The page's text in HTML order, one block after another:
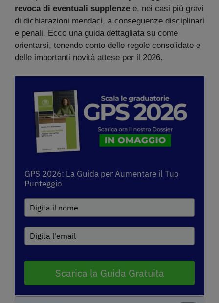
revoca di eventuali supplenze e, nei casi più gravi
di dichiarazioni mendaci, a conseguenze disciplinari
e penali. Ecco una guida dettagliata su come
orientarsi, tenendo conto delle regole consolidate e
delle importanti novità attese per il 2026.
GPS 2026: La Guida per Aumentare il Tuo
Punteggio
Scarica la Guida Gratuita